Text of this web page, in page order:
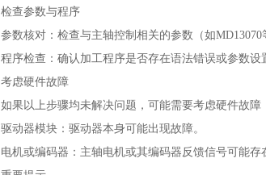
检查参数与程序‌
参数核对‌：检查与主轴控制相关的参数（如
程序检查‌：确认加工程序是否存在语法错误或参数设
‌考虑硬件故障‌
如果以上步骤均未解决问题，可能需要考虑硬件故障
驱动器模块‌：驱动器本身可能出现故障。
电机或编码器‌：主轴电机或其编码器反馈信号可能存